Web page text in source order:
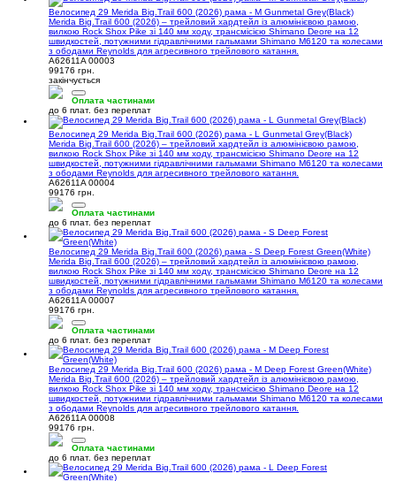
Велосипед 29 Merida Big.Trail 600 (2026) рама - M Gunmetal Grey(Black)
Merida Big.Trail 600 (2026) – трейловий хардтейл із алюмінієвою рамою,
вилкою Rock Shox Pike зі 140 мм ходу, трансмісією Shimano Deore на 12
швидкостей, потужними гідравлічними гальмами Shimano M6120 та колесами
з ободами Reynolds для агресивного трейлового катання.
A62611A 00003
99176 грн.
закінчується
Оплата частинами
до 6 плат. без переплат
Велосипед 29 Merida Big.Trail 600 (2026) рама - L Gunmetal Grey(Black)
Merida Big.Trail 600 (2026) – трейловий хардтейл із алюмінієвою рамою,
вилкою Rock Shox Pike зі 140 мм ходу, трансмісією Shimano Deore на 12
швидкостей, потужними гідравлічними гальмами Shimano M6120 та колесами
з ободами Reynolds для агресивного трейлового катання.
A62611A 00004
99176 грн.
Оплата частинами
до 6 плат. без переплат
Велосипед 29 Merida Big.Trail 600 (2026) рама - S Deep Forest Green(White)
Merida Big.Trail 600 (2026) – трейловий хардтейл із алюмінієвою рамою,
вилкою Rock Shox Pike зі 140 мм ходу, трансмісією Shimano Deore на 12
швидкостей, потужними гідравлічними гальмами Shimano M6120 та колесами
з ободами Reynolds для агресивного трейлового катання.
A62611A 00007
99176 грн.
Оплата частинами
до 6 плат. без переплат
Велосипед 29 Merida Big.Trail 600 (2026) рама - M Deep Forest Green(White)
Merida Big.Trail 600 (2026) – трейловий хардтейл із алюмінієвою рамою,
вилкою Rock Shox Pike зі 140 мм ходу, трансмісією Shimano Deore на 12
швидкостей, потужними гідравлічними гальмами Shimano M6120 та колесами
з ободами Reynolds для агресивного трейлового катання.
A62611A 00008
99176 грн.
Оплата частинами
до 6 плат. без переплат